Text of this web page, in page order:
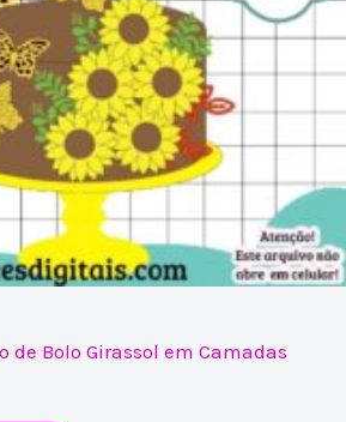
de Bolo Girassol em Camadas